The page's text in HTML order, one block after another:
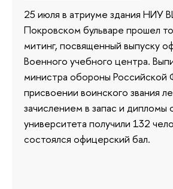
25 июля в атриуме здания НИУ
Покровском бульваре прошел
митинг, посвященный выпуску
Военного учебного центра.
министра обороны Российской
присвоении воинского звания
зачислением в запас и дипломы
университета получили 132
состоялся офицерский бал.